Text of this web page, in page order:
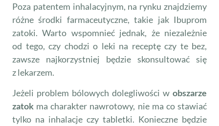
Poza patentem inhalacyjnym, na rynku znajdziemy
różne środki farmaceutyczne, takie jak Ibuprom
zatoki. Warto wspomnieć jednak, że niezależnie
od tego, czy chodzi o leki na receptę czy te bez,
zawsze najkorzystniej będzie skonsultować się
z lekarzem.
Jeżeli problem bólowych dolegliwości w obszarze
zatok ma charakter nawrotowy, nie ma co stawiać
tylko na inhalacje czy tabletki. Konieczne będzie